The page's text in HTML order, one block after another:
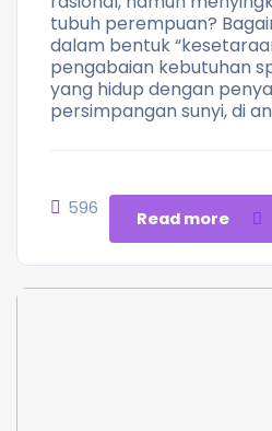
tubuh perempuan?
dalam bentuk
pengabaian kebutuhan
yang hidup dengan
persimpangan sunyi, di
596 Read more